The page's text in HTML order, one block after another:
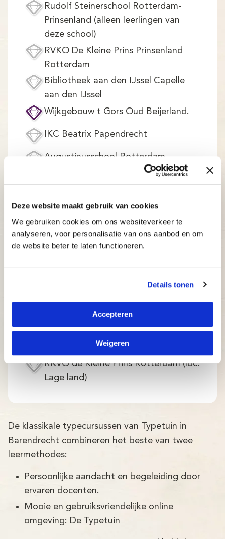
Deze website maakt gebruik van cookies
We gebruiken cookies om ons websiteverkeer te
analyseren, voor personalisatie van ons aanbod en om
de website beter te laten functioneren.
Details tonen
Accepteren
Weigeren
Rudolf Steinerschool Rotterdam-
Prinsenland (alleen leerlingen van
deze school)
RVKO De Kleine Prins Prinsenland
Rotterdam
Bibliotheek aan den IJssel Capelle
aan den IJssel
Wijkgebouw t Gors Oud Beijerland.
IKC Beatrix Papendrecht
Augustinusschool Rotterdam
Capelse Schoolvereniging CSV
vindt plaats bij Bibliotheek aan den
IJssel. Zoek deze locatie en schrijf je
daar in)
IKC De Fontein Dordrecht
Kindcentrum Prins Constantijn
Papendrecht (alleen lln van deze
RKVO de Kleine Prins Rotterdam (loc.
Lage land)
De klassikale typecursussen van Typetuin in
Barendrecht combineren het beste van twee
leermethodes:
Persoonlijke aandacht en begeleiding door
ervaren docenten.
Mooie en gebruiksvriendelijke online
omgeving: De Typetuin